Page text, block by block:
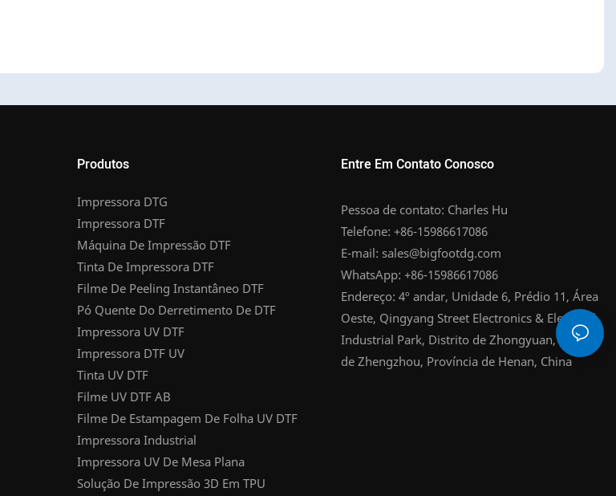
Produtos
Impressora DTG
Impressora DTF
Máquina De Impressão DTF
Tinta De Impressora DTF
Filme De Peeling Instantâneo DTF
Pó Quente Do Derretimento De DTF
Impressora UV DTF
Impressora DTF UV
Tinta UV DTF
Filme UV DTF AB
Filme De Estampagem De Folha UV DTF
Impressora Industrial
Impressora UV De Mesa Plana
Solução De Impressão 3D Em TPU
Entre Em Contato Conosco
Pessoa de contato: Charles Hu
Telefone: +86-15986617086
E-mail: sales@bigfootdg.com
WhatsApp: +86-15986617086
Endereço: 4º andar, Unidade 6, Prédio 11, Área
Oeste, Qingyang Street Electronics & Electrical
Industrial Park, Distrito de Zhongyuan, Cidade
de Zhengzhou, Província de Henan, China